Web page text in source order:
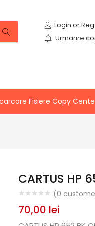
Urmarire
Fisiere Copy
CARTUS HP
(0
70,00 lei